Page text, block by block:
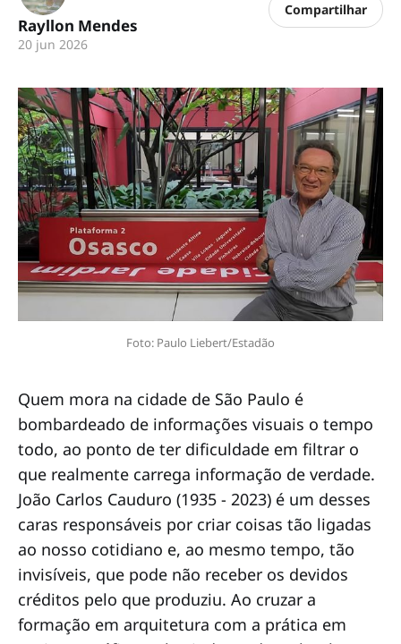
Rayllon Mendes
20 jun 2026
Compartilhar
Foto: Paulo Liebert/Estadão
Quem mora na cidade de São Paulo é
bombardeado de informações visuais o tempo
todo, ao ponto de ter dificuldade em filtrar o
que realmente carrega informação de verdade.
João Carlos Cauduro (1935 - 2023) é um desses
caras responsáveis por criar coisas tão ligadas
ao nosso cotidiano e, ao mesmo tempo, tão
invisíveis, que pode não receber os devidos
créditos pelo que produziu. Ao cruzar a
formação em arquitetura com a prática em